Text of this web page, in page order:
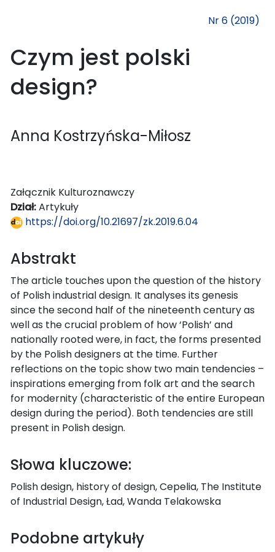
Nr 6 (2019)
Czym jest polski
design?
Anna Kostrzyńska-Miłosz
Załącznik Kulturoznawczy
Dział:Artykuły
https://doi.org/10.21697/zk.2019.6.04
Abstrakt
The article touches upon the question of the history
of Polish industrial design. It analyses its genesis
since the second half of the nineteenth century as
well as the crucial problem of how ‘Polish’ and
nationally rooted were, in fact, the forms presented
by the Polish designers at the time. Further
reflections on the topic show two main tendencies –
inspirations emerging from folk art and the search
for modernity (characteristic of the entire European
design during the period). Both tendencies are still
present in Polish design.
Słowa kluczowe:
Polish design, history of design, Cepelia, The Institute
of Industrial Design, Ład, Wanda Telakowska
Podobne artykuły